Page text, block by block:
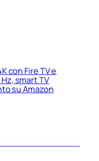
con Fire TV e
smart TV
su Amazon